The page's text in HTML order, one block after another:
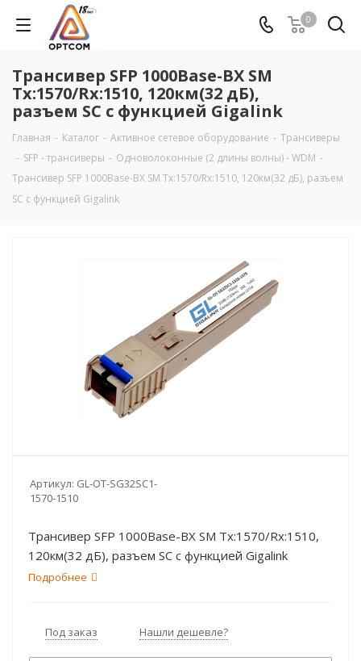
0
Трансивер SFP 1000Base-BX SM
Tx:1570/Rx:1510, 120км(32 дБ),
разъем SC с функцией Gigalink
Главная - Каталог - Активное сетевое оборудование - Трансиверы
- SFP - трансиверы - Одноволоконные (2 длины волны) - WDM -
Трансивер SFP 1000Base-BX SM Tx:1570/Rx:1510, 120км(32 дБ), разъем
SC с функцией Gigalink
Артикул: GL-OT-SG32SC1-
1570-1510
Трансивер SFP 1000Base-BX SM Tx:1570/Rx:1510,
120км(32 дБ), разъем SC с функцией Gigalink
Подробнее
Под заказ Нашли дешевле?